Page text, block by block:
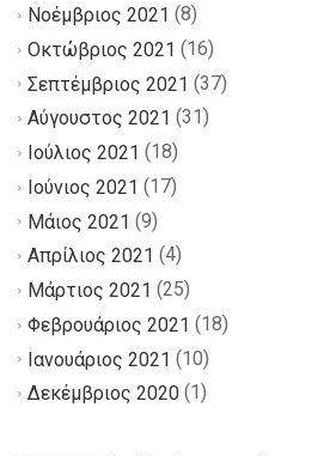
Νοέμβριος 2021 (8)
Οκτώβριος 2021 (16)
Σεπτέμβριος 2021 (37)
Αύγουστος 2021 (31)
Ιούλιος 2021 (18)
Ιούνιος 2021 (17)
Μάιος 2021 (9)
Απρίλιος 2021 (4)
Μάρτιος 2021 (25)
Φεβρουάριος 2021 (18)
Ιανουάριος 2021 (10)
Δεκέμβριος 2020 (1)